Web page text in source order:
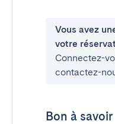
Vous avez
votre
Connectez-
contactez-
Bon à savoir